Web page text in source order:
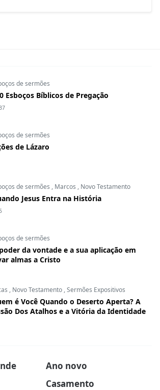
de sermões
Esboços Bíblicos de Pregação
de sermões
de Lázaro
de sermões , Marcos , Novo Testamento
Jesus Entra na História
de sermões
da vontade e a sua aplicação em
almas a Cristo
, Novo Testamento ,Sermões Expositivos
é Você Quando o Deserto Aperta? A
Dos Atalhos e a Vitória da Identidade
Ano novo
Casamento